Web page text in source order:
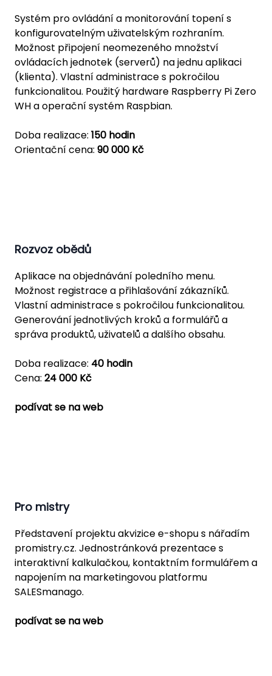
Systém pro ovládání a monitorování topení s
konfigurovatelným uživatelským rozhraním.
Možnost připojení neomezeného množství
ovládacích jednotek (serverů) na jednu aplikaci
(klienta). Vlastní administrace s pokročilou
funkcionalitou. Použitý hardware Raspberry Pi Zero
WH a operační systém Raspbian.
Doba realizace: 150 hodin
Orientační cena: 90 000 Kč
Rozvoz obědů
Aplikace na objednávání poledního menu.
Možnost registrace a přihlašování zákazníků.
Vlastní administrace s pokročilou funkcionalitou.
Generování jednotlivých kroků a formulářů a
správa produktů, uživatelů a dalšího obsahu.
Doba realizace: 40 hodin
Cena: 24 000 Kč
podívat se na web
Pro mistry
Představení projektu akvizice e-shopu s nářadím
promistry.cz. Jednostránková prezentace s
interaktivní kalkulačkou, kontaktním formulářem a
napojením na marketingovou platformu
SALESmanago.
podívat se na web